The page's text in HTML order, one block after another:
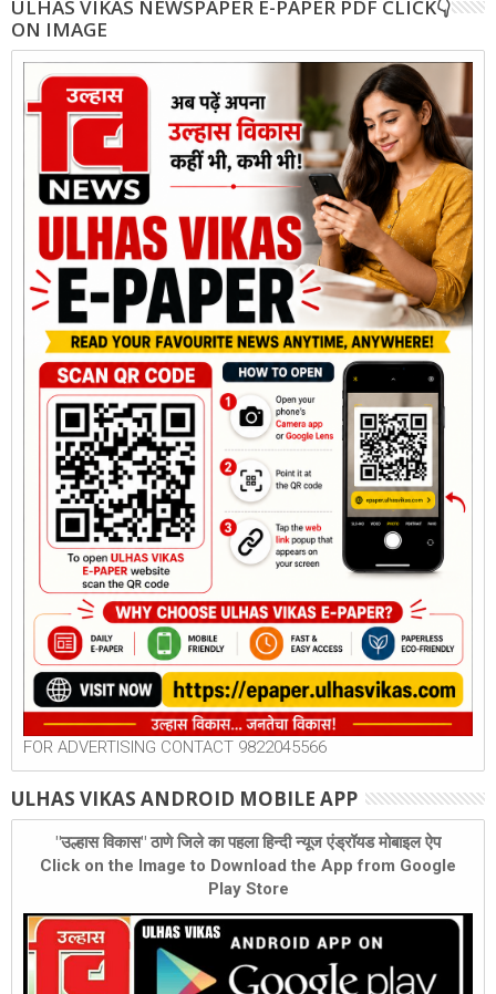
ULHAS VIKAS NEWSPAPER E-PAPER PDF CLICK👇
ON IMAGE
FOR ADVERTISING CONTACT 9822045566
ULHAS VIKAS ANDROID MOBILE APP
"उल्हास विकास" ठाणे जिले का पहला हिन्दी न्यूज एंड्रॉयड मोबाइल ऐप
Click on the Image to Download the App from Google
Play Store